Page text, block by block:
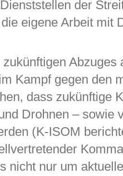
der
eigene Arbeit mit
Kampf gegen den
dass zukünftige
Drohnen – sowie
(K-ISOM
nicht nur um